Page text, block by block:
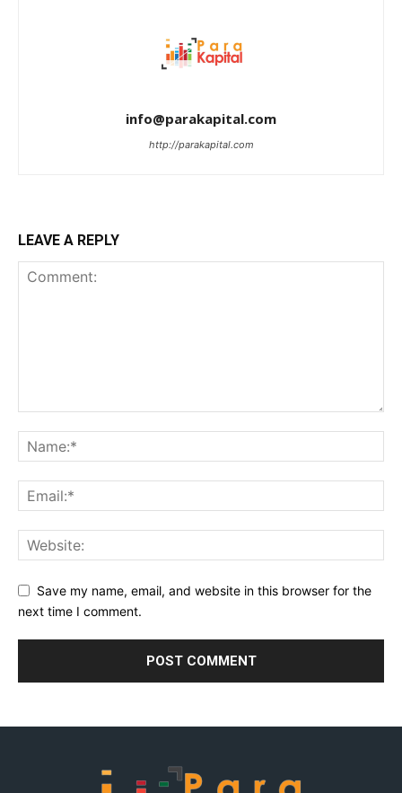
info@parakapital.com
http://parakapital.com
LEAVE A REPLY
Save my name, email, and website in this browser for the
next time I comment.